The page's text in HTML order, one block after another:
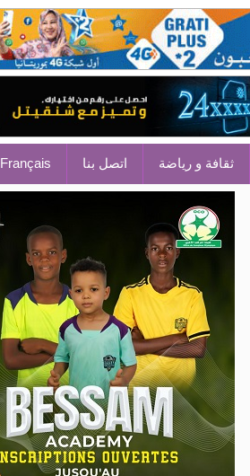
ثقافة و رياضة اتصل بنا Français